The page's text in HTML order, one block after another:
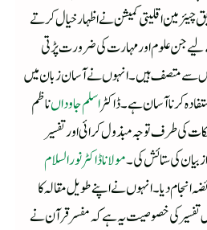
چیئرمین اقلیتی کمیشن نے اظہار خیال کرتے
لیے جن علوم اور مہارت کی ضرورت پڑتی
اس سے متصف ہیں۔ انہوں نے آسان زبان میں
ہ کرنا آسان ہے۔ ڈاکٹراسلم جاوداںناظم
کی طرف توجہ مبذول کرائی اور تفسیر
بیان کی ستائش کی ۔مولانا ڈاکٹر نورالسلام
دیا۔ انہوں نے اپنے طویل مقالہ کا
تفسیر کی خصوصیت یہ ہے کہ مفسرقرآن نے